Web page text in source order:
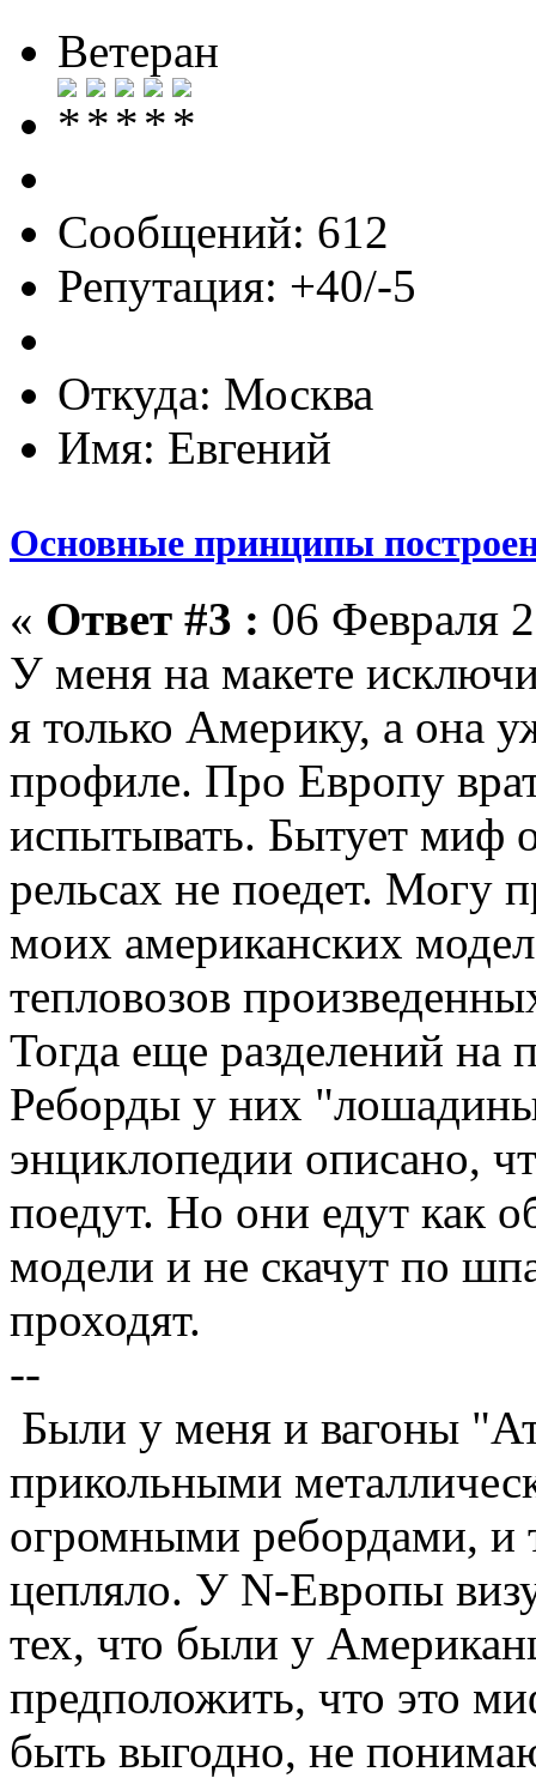
Ветеран
Сообщений: 612
Репутация: +40/-5
Откуда: Москва
Имя: Евгений
Основные принципы
« Ответ #3 : 06 Февраля
У меня на макете
я только Америку, а она
профиле. Про Европу
испытывать. Бытует миф
рельсах не поедет. Могу
моих американских
тепловозов
Тогда еще разделений
Реборды у них
энциклопедии описано,
поедут. Но они едут как
модели и не скачут по
проходят.
--
Были у меня и вагоны
прикольными
огромными ребордами, и
цепляло. У N-Европы
тех, что были у
предположить, что это
быть выгодно, не